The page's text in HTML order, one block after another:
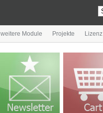
weitere Module Projekte Lizenz